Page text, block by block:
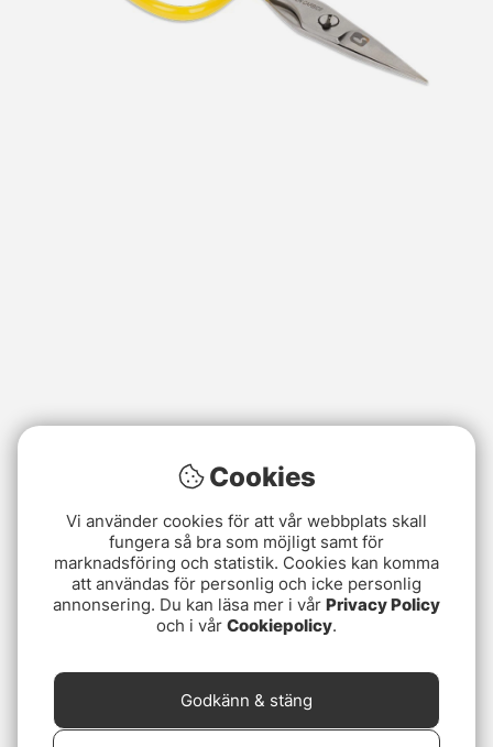
Cookies
Vi använder cookies för att vår webbplats skall
fungera så bra som möjligt samt för
marknadsföring och statistik. Cookies kan komma
att användas för personlig och icke personlig
annonsering. Du kan läsa mer i vår Privacy Policy
och i vår Cookiepolicy.
Godkänn & stäng